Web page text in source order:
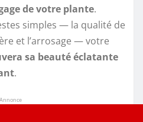
de votre plante.
simples — la qualité de
et l’arrosage — votre
sa beauté éclatante
.
Annonce